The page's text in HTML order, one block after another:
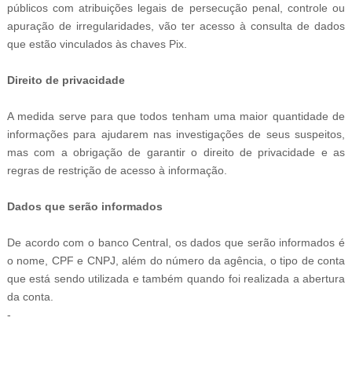
públicos com atribuições legais de persecução penal, controle ou
apuração de irregularidades, vão ter acesso à consulta de dados
que estão vinculados às chaves Pix.
Direito de privacidade
A medida serve para que todos tenham uma maior quantidade de
informações para ajudarem nas investigações de seus suspeitos,
mas com a obrigação de garantir o direito de privacidade e as
regras de restrição de acesso à informação.
Dados que serão informados
De acordo com o banco Central, os dados que serão informados é
o nome, CPF e CNPJ, além do número da agência, o tipo de conta
que está sendo utilizada e também quando foi realizada a abertura
da conta.
-